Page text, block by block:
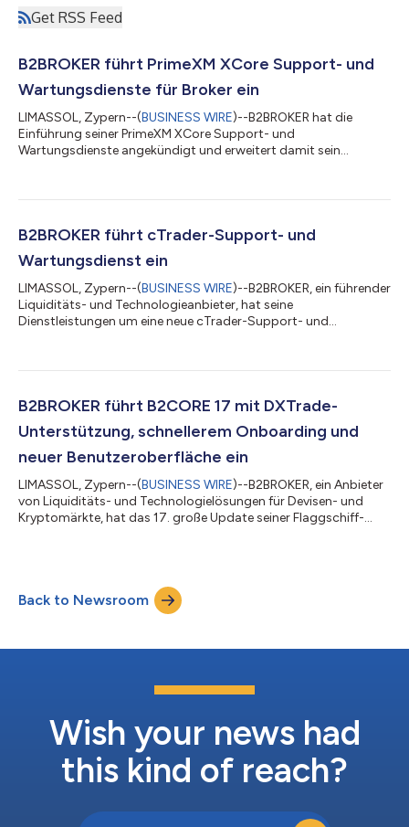
Get RSS Feed
B2BROKER führt PrimeXM XCore Support- und
Wartungsdienste für Broker ein
LIMASSOL, Zypern--(BUSINESS WIRE)--B2BROKER hat die
Einführung seiner PrimeXM XCore Support- und
Wartungsdienste angekündigt und erweitert damit sein
Support-Angebote des Unternehmens für Handelsplattformen,
Handelsbranche PrimeXMs XCore ist eine weit verbreitete
Handels- und Aggregationsmaschine, die von über 250
Finanzinstituten weltweit...
B2BROKER führt cTrader-Support- und
Wartungsdienst ein
LIMASSOL, Zypern--(BUSINESS WIRE)--B2BROKER, ein führender
Liquiditäts- und Technologieanbieter, hat seine
Dienstleistungen um eine neue cTrader-Support- und
verbreitete Multi-Asset-FOREX/CFD-Handelsplattform. Über
80 % erreichen wird. Hohe Wartungskosten und langwierige
B2BROKER führt B2CORE 17 mit DXTrade-
Unterstützung, schnellerem Onboarding und
neuer Benutzeroberfläche ein
LIMASSOL, Zypern--(BUSINESS WIRE)--B2BROKER, ein Anbieter
von Liquiditäts- und Technologielösungen für Devisen- und
Kryptomärkte, hat das 17. große Update seiner Flaggschiff-
entwickelt, das den wachsenden Anforderungen von Brokern,
Börsen und Händlern weltweit gerecht wird. Mit verbesserten
Integrationen, neuen Sicherheitskontrolle...
Back to Newsroom
Wish your news had
this kind of reach?